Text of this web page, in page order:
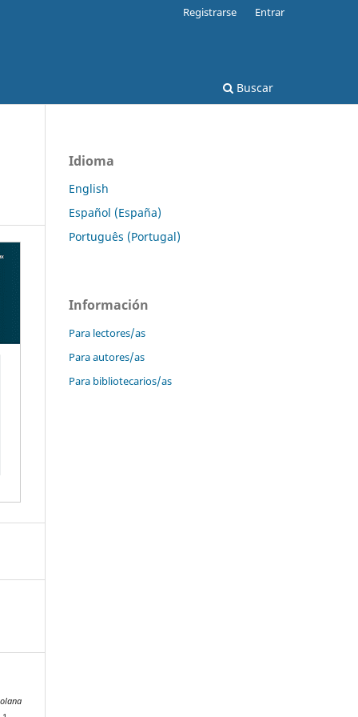
Buscar
Registrarse Entrar
Idioma
English
Español (España)
Português (Portugal)
Información
Para lectores/as
Para autores/as
Para bibliotecarios/as